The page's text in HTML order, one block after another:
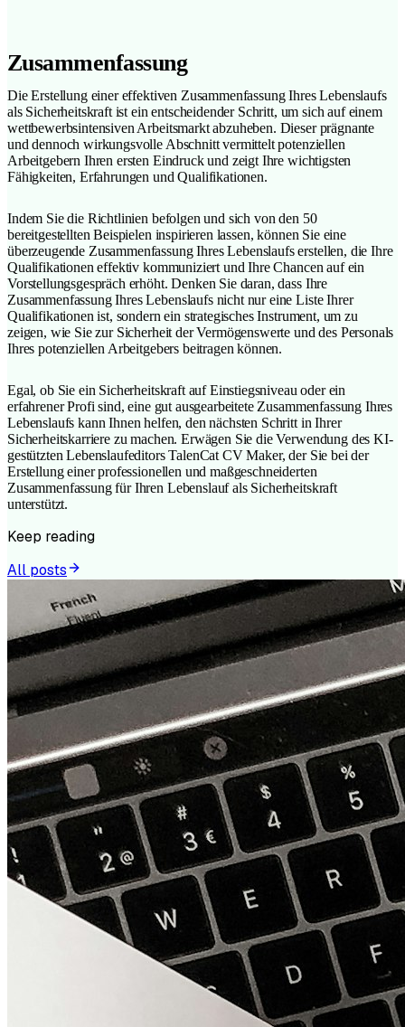
Zusammenfassung
Die Erstellung einer effektiven Zusammenfassung Ihres Lebenslaufs
als Sicherheitskraft ist ein entscheidender Schritt, um sich auf einem
wettbewerbsintensiven Arbeitsmarkt abzuheben. Dieser prägnante
und dennoch wirkungsvolle Abschnitt vermittelt potenziellen
Arbeitgebern Ihren ersten Eindruck und zeigt Ihre wichtigsten
Fähigkeiten, Erfahrungen und Qualifikationen.
Indem Sie die Richtlinien befolgen und sich von den 50
bereitgestellten Beispielen inspirieren lassen, können Sie eine
überzeugende Zusammenfassung Ihres Lebenslaufs erstellen, die Ihre
Qualifikationen effektiv kommuniziert und Ihre Chancen auf ein
Vorstellungsgespräch erhöht. Denken Sie daran, dass Ihre
Zusammenfassung Ihres Lebenslaufs nicht nur eine Liste Ihrer
Qualifikationen ist, sondern ein strategisches Instrument, um zu
zeigen, wie Sie zur Sicherheit der Vermögenswerte und des Personals
Ihres potenziellen Arbeitgebers beitragen können.
Egal, ob Sie ein Sicherheitskraft auf Einstiegsniveau oder ein
erfahrener Profi sind, eine gut ausgearbeitete Zusammenfassung Ihres
Lebenslaufs kann Ihnen helfen, den nächsten Schritt in Ihrer
Sicherheitskarriere zu machen. Erwägen Sie die Verwendung des KI-
gestützten Lebenslaufeditors TalenCat CV Maker, der Sie bei der
Erstellung einer professionellen und maßgeschneiderten
Zusammenfassung für Ihren Lebenslauf als Sicherheitskraft
unterstützt.
Keep reading
All posts